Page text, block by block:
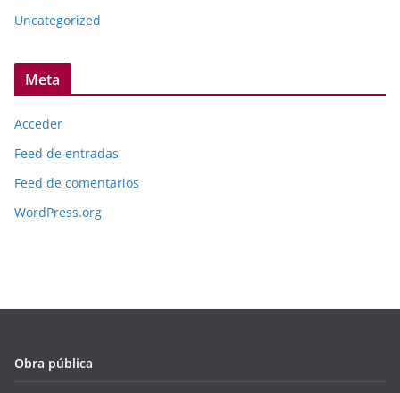
Uncategorized
Meta
Acceder
Feed de entradas
Feed de comentarios
WordPress.org
Obra pública